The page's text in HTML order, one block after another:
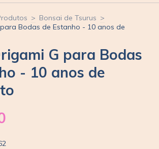
> Bonsai de Tsurus >
Bodas de Estanho - 10 anos de
G para Bodas
- 10 anos de